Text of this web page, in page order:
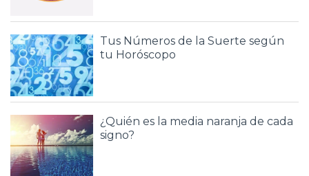
Tus Números de la Suerte según
tu Horóscopo
¿Quién es la media naranja de cada
signo?